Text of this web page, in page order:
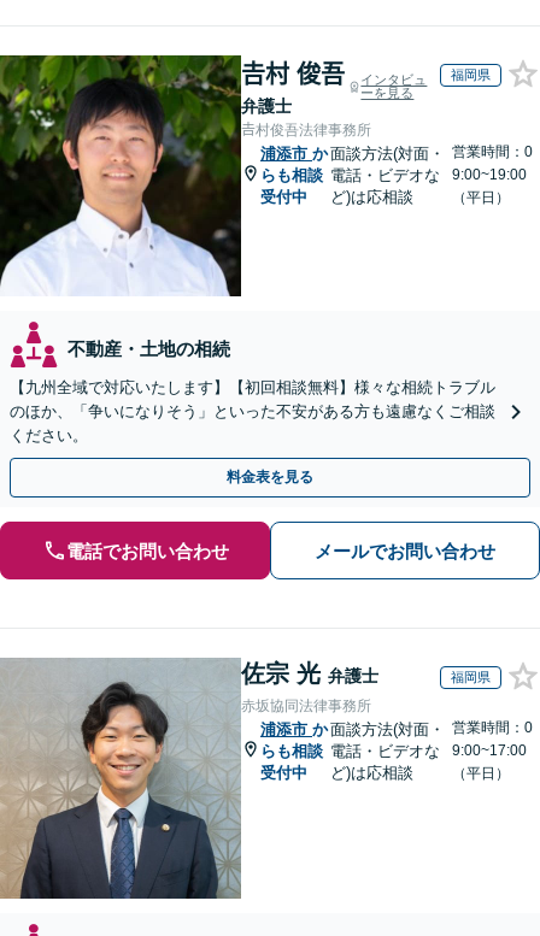
𠮷村 俊吾
弁護士
インタビュ
ーを見る
福岡県
𠮷村俊吾法律事務所
浦添市 か
らも相談
受付中
面談方法(対面・
電話・ビデオな
ど)は応相談
営業時間：0
9:00~19:00
（平日）
不動産・土地の相続
【九州全域で対応いたします】【初回相談無料】様々な相続トラブル
のほか、「争いになりそう」といった不安がある方も遠慮なくご相談
ください。
料金表を見る
電話でお問い合わせ メールでお問い合わせ
佐宗 光 弁護士 福岡県
赤坂協同法律事務所
浦添市 か
らも相談
受付中
面談方法(対面・
電話・ビデオな
ど)は応相談
営業時間：0
9:00~17:00
（平日）